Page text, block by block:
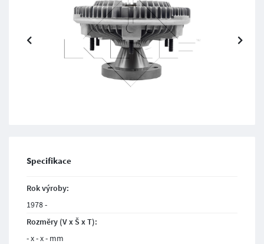
Specifikace
Rok výroby:
1978 -
Rozměry (V x Š x T):
- x - x - mm